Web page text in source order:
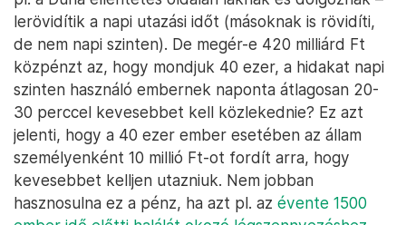
lerövidítik a napi utazási időt (másoknak is rövidíti,
de nem napi szinten). De megér-e 420 milliárd Ft
közpénzt az, hogy mondjuk 40 ezer, a hidakat napi
szinten használó embernek naponta átlagosan 20-
30 perccel kevesebbet kell közlekednie? Ez azt
jelenti, hogy a 40 ezer ember esetében az állam
személyenként 10 millió Ft-ot fordít arra, hogy
kevesebbet kelljen utazniuk. Nem jobban
hasznosulna ez a pénz, ha azt pl. az évente 1500